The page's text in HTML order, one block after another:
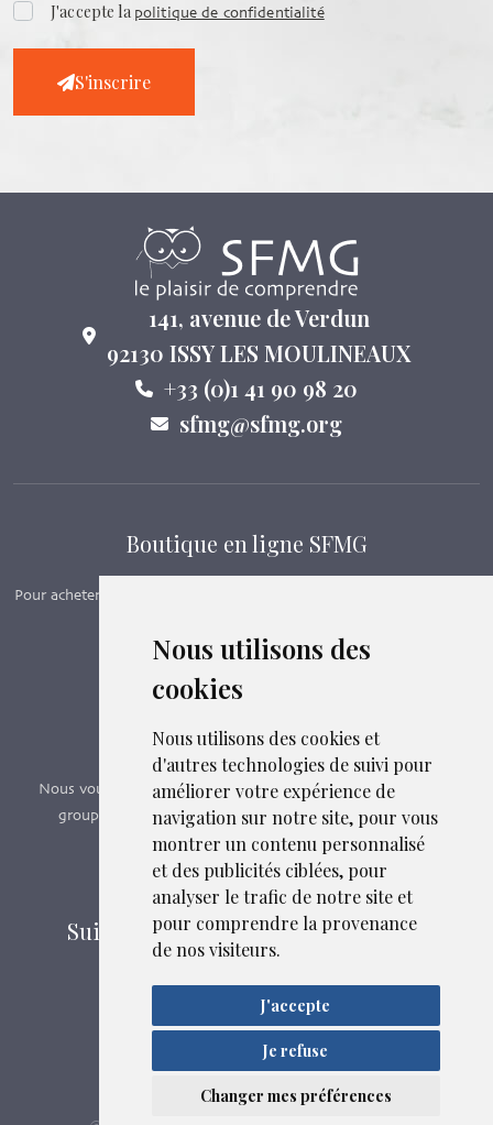
Nous utilisons des
cookies
Nous utilisons des cookies et
d'autres technologies de suivi pour
améliorer votre expérience de
navigation sur notre site, pour vous
montrer un contenu personnalisé
et des publicités ciblées, pour
analyser le trafic de notre site et
pour comprendre la provenance
de nos visiteurs.
J'accepte
Je refuse
Changer mes préférences
Liens et fichiers associés
J'accepte lapolitique de confidentialité
S'inscrire
141, avenue de Verdun
92130 ISSY LES MOULINEAUX
+33 (0)1 41 90 98 20
sfmg@sfmg.org
Boutique en ligne SFMG
Pour acheter nos manuels, adhérer et payer ses cotisations en ligne,
Boutique en ligne
Formations SFMG
Nous vous proposons des formations e-learning, présentiels,
groupes de pairs - Certificat QUALIOPI n° 2020/89171.3
Découvrir nos formations
Suivez-nous sur les réseaux sociaux
Mentions légales
Confidentialité
Plan du site